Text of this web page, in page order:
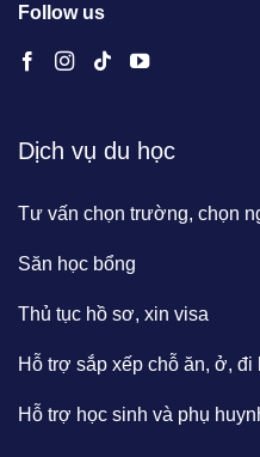
Follow us
Dịch vụ du học
Tư vấn chọn trường, chọn
Săn học bổng
Thủ tục hồ sơ, xin visa
Hỗ trợ sắp xếp chỗ ăn, ở, đi
Hỗ trợ học sinh và phụ